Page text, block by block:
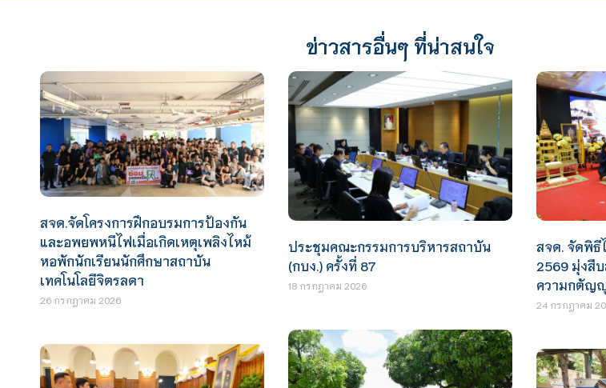
ข่าวสารอื่นๆ ที่น่าสนใจ
สจด.จัดโครงการฝึกอบรมการป้องกัน
และอพยพหนีไฟเมื่อเกิดเหตุเพลิงไหม้
หอพักนักเรียนนักศึกษาสถาบัน
เทคโนโลยีจิตรลดา
26 กรกฎาคม 2026
ประชุมคณะกรรมการบริหารสถาบัน
(กบง.) ครั้งที่ 87
18 กรกฎาคม 2026
สจด. จัดพิธี
2569 มุ่งสื
ความกตัญ
24 กรกฎาคม